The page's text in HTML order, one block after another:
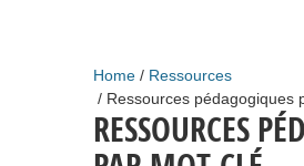
Home
Ressources
Ressources pédagogiques
RESSOURCES